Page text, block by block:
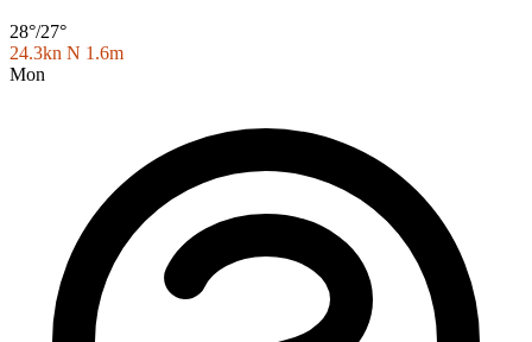
28°/27°
24.3kn N 1.6m
Mon